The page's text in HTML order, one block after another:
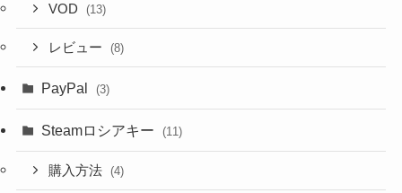
VOD (13)
レビュー (8)
PayPal (3)
Steamロシアキー (11)
購入方法 (4)